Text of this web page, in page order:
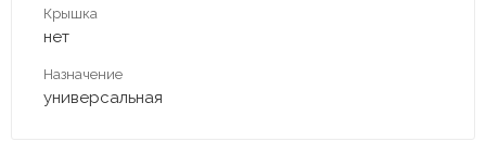
Крышка
нет
Назначение
универсальная